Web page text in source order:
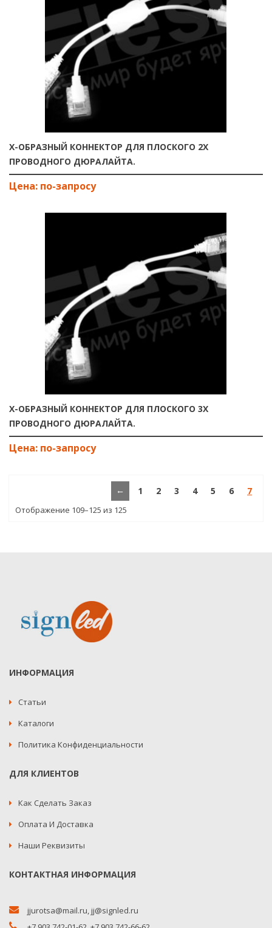
Х-ОБРАЗНЫЙ КОННЕКТОР ДЛЯ ПЛОСКОГО 2Х
ПРОВОДНОГО ДЮРАЛАЙТА.
Х-ОБРАЗНЫЙ КОННЕКТОР ДЛЯ ПЛОСКОГО 3Х
ПРОВОДНОГО ДЮРАЛАЙТА.
← 1 2 3 4 5 6 7
Отображение 109–125 из 125
ИНФОРМАЦИЯ
Статьи
Каталоги
Политика Конфиденциальности
ДЛЯ КЛИЕНТОВ
Как Сделать Заказ
Оплата И Доставка
Наши Реквизиты
КОНТАКТНАЯ ИНФОРМАЦИЯ
jjurotsa@mail.ru,jj@signled.ru